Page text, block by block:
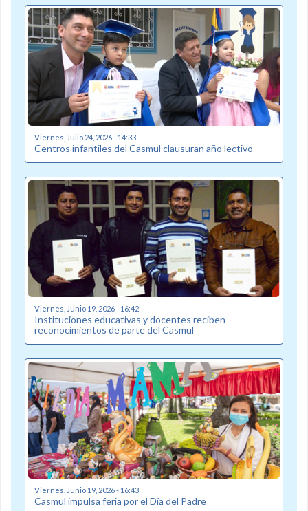
Viernes, Julio 24, 2026 - 14:33
Centros infantiles del Casmul clausuran año lectivo
Viernes, Junio 19, 2026 - 16:42
Instituciones educativas y docentes reciben
reconocimientos de parte del Casmul
Viernes, Junio 19, 2026 - 16:43
Casmul impulsa feria por el Día del Padre